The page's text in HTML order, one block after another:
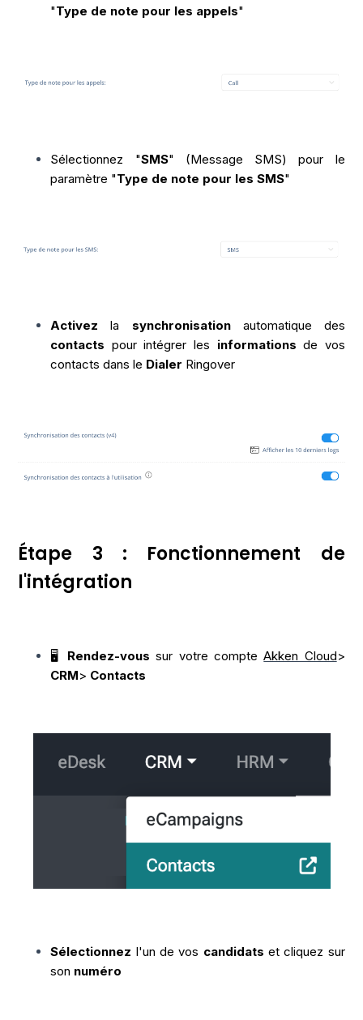
"Type de note pour les appels"
Sélectionnez "SMS" (Message SMS) pour le
paramètre "Type de note pour les SMS"
Activez la synchronisationautomatique des
contacts pour intégrer les informations de vos
contacts dans le Dialer Ringover
Étape 3 : Fonctionnement de
l'intégration
🖥️ Rendez-vous sur votre compteAkken Cloud>
CRM> Contacts
Sélectionnez l'un de vos candidats et cliquez sur
son numéro